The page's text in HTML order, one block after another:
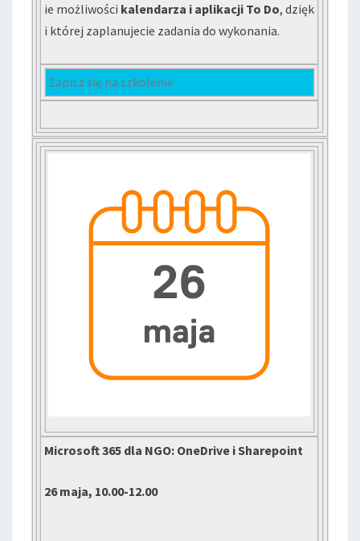
ie możliwości kalendarza i aplikacji To Do, dzięk
i której zaplanujecie zadania do wykonania.
Zapisz się na szkolenie
Microsoft 365 dla NGO: OneDrive i Sharepoint
26 maja, 10.00-12.00